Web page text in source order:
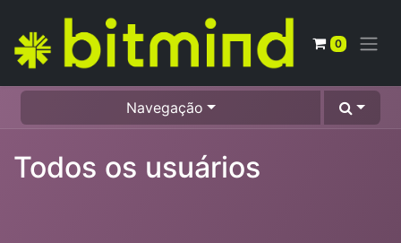
0
Navegação
Todos os usuários